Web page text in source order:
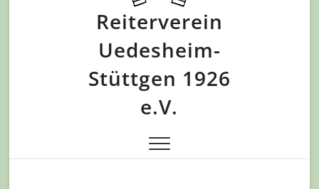
Reiterverein
Uedesheim-
Stüttgen 1926
e.V.